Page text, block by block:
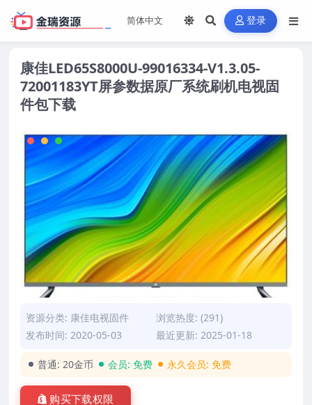
登录
康佳LED65S8000U-99016334-V1.3.05-
72001183YT屏参数据原厂系统刷机电视固
件包下载
资源分类: 康佳电视固件
浏览热度: (291)
发布时间: 2020-05-03
最近更新: 2025-01-18
普通: 20金币 会员: 免费 永久会员: 免费
购买下载权限